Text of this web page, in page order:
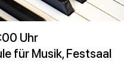
Uhr
für Musik, Festsaal